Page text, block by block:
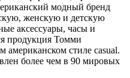
модный бренд
женскую и детскую
аксессуары, часы и
продукция Томми
американском стиле casual.
более чем в 90 мировых